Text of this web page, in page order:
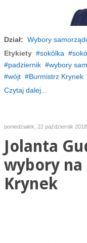
Dział: Wybory
Etykiety
sokólka
padziernik
wybory
wójt
Burmistrz Krynek
Czytaj dalej...
poniedziałek, 22 październik
Jolanta
wybory
Krynek